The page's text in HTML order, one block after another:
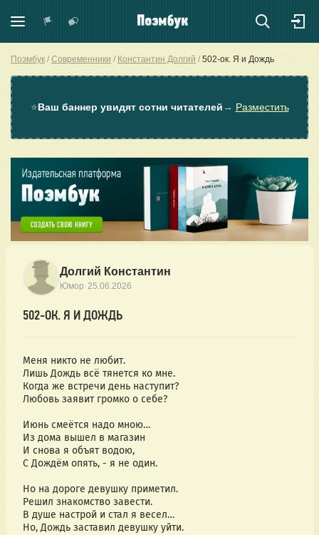
Поэмбук Современники Константин Долгий 502-ок. Я и Дождь
⭐Ваш баннер увидят сотни читателей → Разместить
Долгий Константин
Юмор ·25.06.2026
502-ОК. Я И ДОЖДЬ
Меня никто не любит.
Лишь Дождь всё тянется ко мне.
Когда же встречи день наступит?
Любовь заявит громко о себе?
Июнь смеётся надо мною…
Из дома вышел в магазин
И снова я объят водою,
С Дождём опять, - я не один.
Но на дороге девушку приметил.
Решил знакомство завести.
В душе настрой и стал я весел…
Но, Дождь заставил девушку уйти.